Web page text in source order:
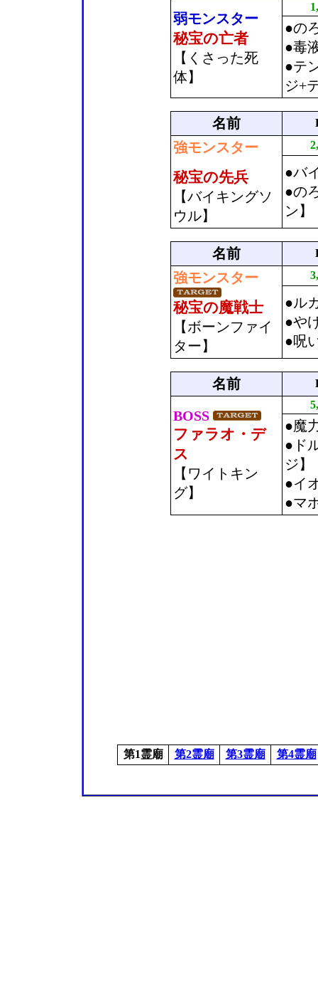
弱モンスター
秘宝の亡者
【くさった死
体】
●の
●毒
●テ
ジ+
名前
強モンスター
秘宝の先兵
【バイキングソ
ウル】
●バ
●の
ン】
名前
強モンスター
秘宝の魔戦士
【ボーンファイ
ター】
●ル
●や
●呪
名前
BOSS
ファラオ・デ
ス
【ワイトキン
グ】
●魔
●ド
ジ】
●イ
●マ
第1霊廟 第2霊廟 第3霊廟 第4霊廟